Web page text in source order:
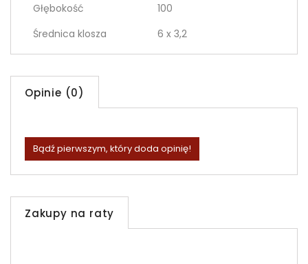
Głębokość
100
Średnica klosza
6 x 3,2
Opinie (0)
Bądź pierwszym, który doda opinię!
Zakupy na raty